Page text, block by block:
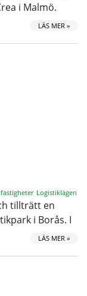
i Malmö.
LÄS MER »
Logistiklägen
tillträtt en
i Borås. I
LÄS MER »